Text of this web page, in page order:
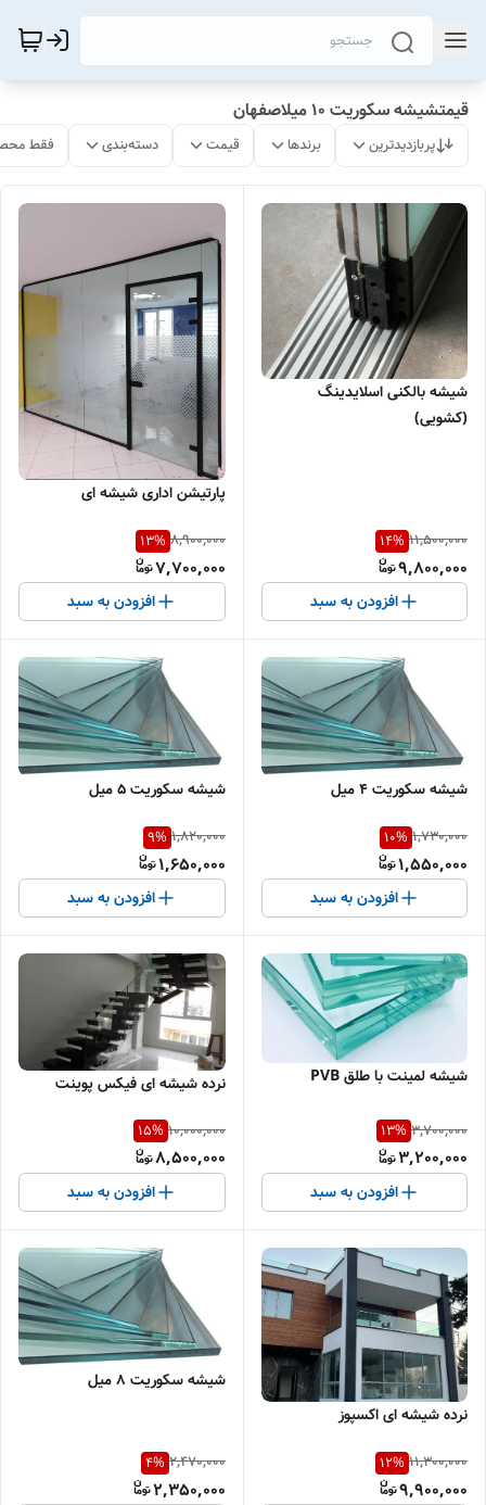
قیمتشیشه سکوریت 10 میلاصفهان
پربازدیدترین برندها قیمت دسته‌بندی فقط
شیشه بالکنی اسلایدینگ
(کشویی)
11,500,000
14%
9,800,000
افزودن به سبد
پارتیشن اداری شیشه ای
8,900,000
13%
7,700,000
افزودن به سبد
شیشه سکوریت ۴ میل
1,730,000
10%
1,550,000
افزودن به سبد
شیشه سکوریت ۵ میل
1,820,000
9%
1,650,000
افزودن به سبد
شیشه لمینت با طلق PVB
3,700,000
13%
3,200,000
افزودن به سبد
نرده شیشه ای فیکس پوینت
10,000,000
15%
8,500,000
افزودن به سبد
نرده شیشه ای اکسپوز
11,300,000
12%
9,900,000
شیشه سکوریت ۸ میل
2,470,000
4%
2,350,000